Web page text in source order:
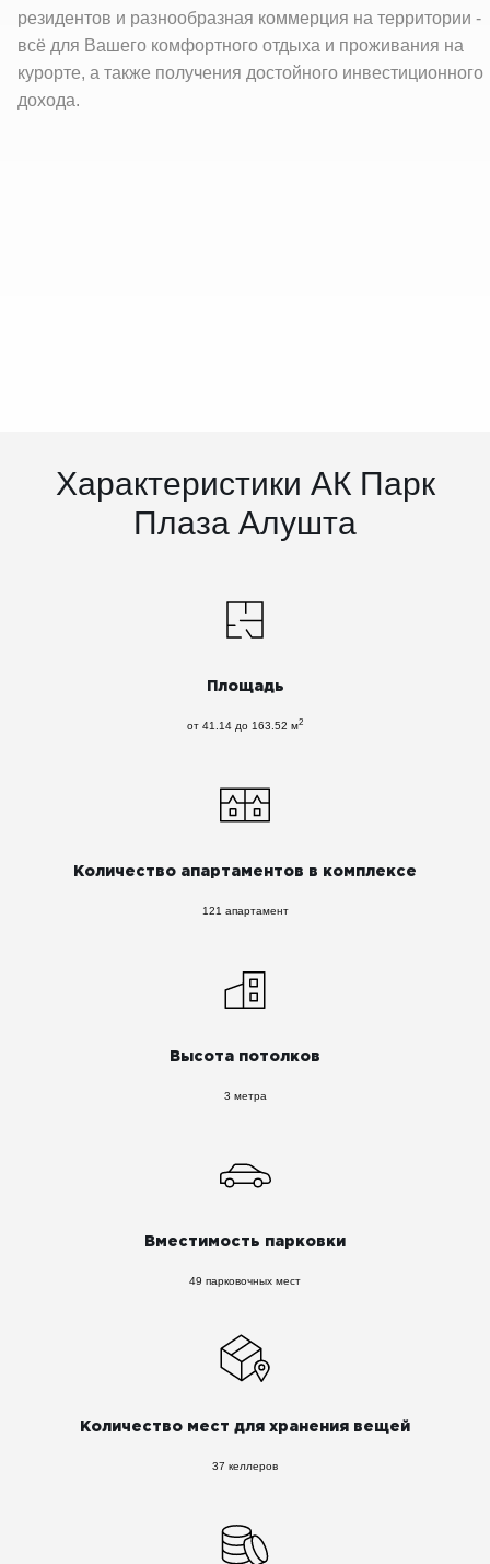
резидентов и разнообразная коммерция на территории -
всё для Вашего комфортного отдыха и проживания на
курорте, а также получения достойного инвестиционного
дохода.
Характеристики АК Парк
Плаза Алушта
Площадь
от 41.14 до 163.52 м2
Количество апартаментов в комплексе
121 апартамент
Высота потолков
3 метра
Вместимость парковки
49 парковочных мест
Количество мест для хранения вещей
37 келлеров